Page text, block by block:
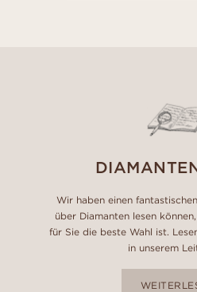
Wir haben einen
über Diamanten lesen
für Sie die beste Wahl ist.
in unserem